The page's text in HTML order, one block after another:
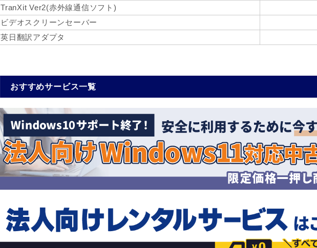
TranXit Ver2(赤外線通信ソフト)
ビデオスクリーンセーバー
英日翻訳アダプタ
おすすめサービス一覧